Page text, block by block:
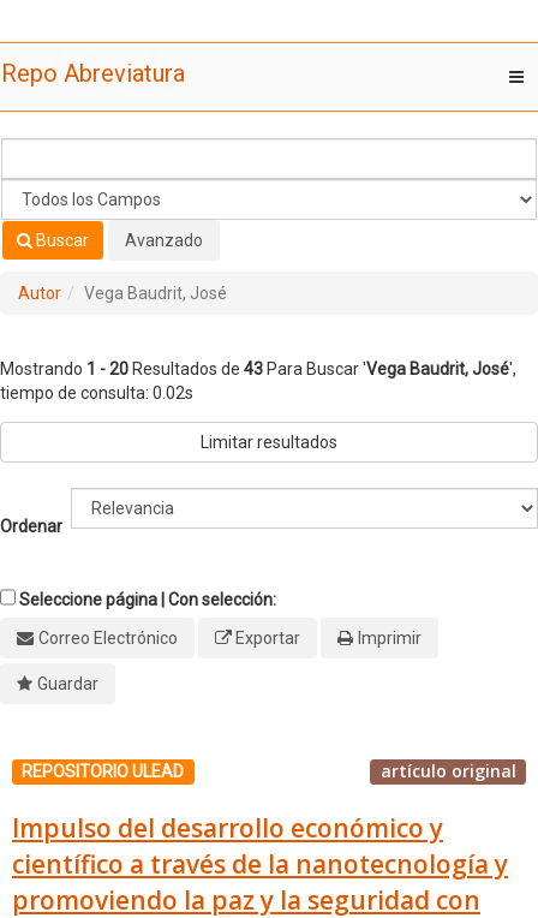
Repo Abreviatura
Buscar Avanzado
Autor Vega Baudrit, José
Mostrando 1 - 20 Resultados de 43 Para Buscar 'Vega Baudrit, José',
tiempo de consulta: 0.02s
Limitar resultados
Ordenar
Seleccione página | Con selección:
Correo Electrónico
Exportar Imprimir
Guardar
REPOSITORIO ULEAD artículo original
Impulso del desarrollo económico y
científico a través de la nanotecnología y
promoviendo la paz y la seguridad con